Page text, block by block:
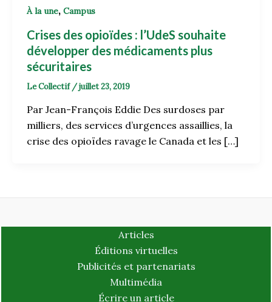
À la une, Campus
Crises des opioïdes : l’UdeS souhaite
développer des médicaments plus
sécuritaires
Le Collectif /juillet 23, 2019
Par Jean-François Eddie Des surdoses par
milliers, des services d’urgences assaillies, la
crise des opioïdes ravage le Canada et les […]
Articles
Éditions virtuelles
Publicités et partenariats
Multimédia
Écrire un article